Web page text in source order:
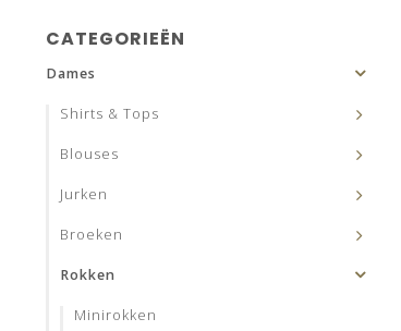
CATEGORIEËN
Dames
Shirts & Tops
Blouses
Jurken
Broeken
Rokken
Minirokken